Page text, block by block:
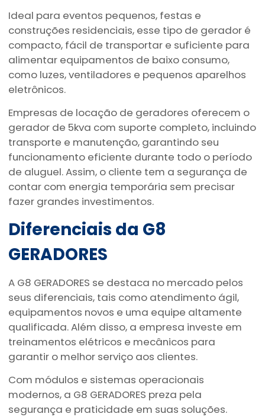
Ideal para eventos pequenos, festas e
construções residenciais, esse tipo de gerador é
compacto, fácil de transportar e suficiente para
alimentar equipamentos de baixo consumo,
como luzes, ventiladores e pequenos aparelhos
eletrônicos.
Empresas de locação de geradores oferecem o
gerador de 5kva com suporte completo, incluindo
transporte e manutenção, garantindo seu
funcionamento eficiente durante todo o período
de aluguel. Assim, o cliente tem a segurança de
contar com energia temporária sem precisar
fazer grandes investimentos.
Diferenciais da G8
GERADORES
A G8 GERADORES se destaca no mercado pelos
seus diferenciais, tais como atendimento ágil,
equipamentos novos e uma equipe altamente
qualificada. Além disso, a empresa investe em
treinamentos elétricos e mecânicos para
garantir o melhor serviço aos clientes.
Com módulos e sistemas operacionais
modernos, a G8 GERADORES preza pela
segurança e praticidade em suas soluções.